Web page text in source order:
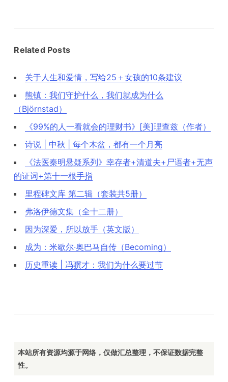
Related Posts
关于人生和爱情，写给25＋女孩的10条建议
熊镇：我们守护什么，我们就成为什么
（Björnstad）
《99%的人一看就会的理财书》[美]理查兹（作者）
诗说 | 中秋 | 每个木盆，都有一个月亮
《法医秦明悬疑系列》幸存者+清道夫+尸语者+无声
的证词+第十一根手指
里程碑文库 第二辑（套装共5册）
弗洛伊德文集（全十二册）
因为深爱，所以放手（英文版）
成为：米歇尔·奥巴马自传（Becoming）
历史重读 | 冯骥才：我们为什么要过节
本站所有资源均源于网络，仅做汇总整理，不保证数据完整
性。